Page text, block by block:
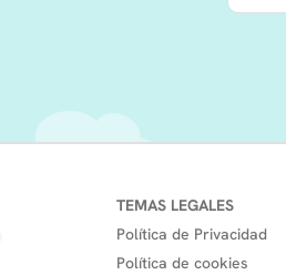
TEMAS LEGALES
Política de Privacidad
Política de cookies